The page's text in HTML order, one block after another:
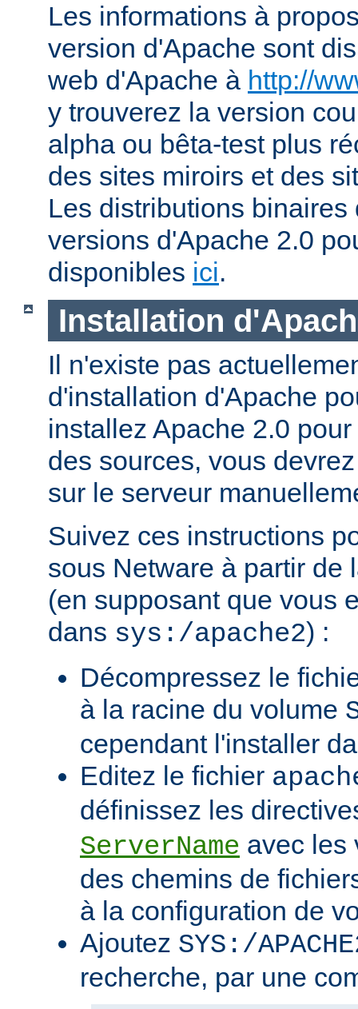
Les informations à
version d'Apache sont
web d'Apache à http://
y trouverez la version
alpha ou bêta-test plus
des sites miroirs et des
Les distributions binaires
versions d'Apache 2.0
disponibles ici.
Installation
Il n'existe pas
d'installation d'Apache
installez Apache 2.0
des sources, vous
sur le serveur
Suivez ces instructions
sous Netware à partir de
(en supposant que vous
dans sys:/apache2) :
Décompressez le
à la racine du volume
cependant l'installer
Editez le fichier
définissez les
ServerName avec les
des chemins de
à la configuration de
Ajoutez SYS:/
recherche, par une